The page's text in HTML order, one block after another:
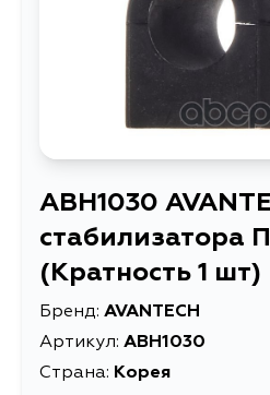
ABH1030
стабилизатора
(Кратность 1 шт)
Бренд: AVANTECH
Артикул: ABH1030
Страна: Корея